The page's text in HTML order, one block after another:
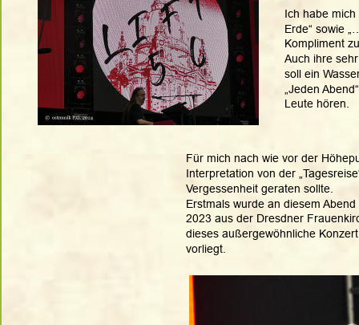
Ich habe
Erde“ sowie
Kompliment
Auch ihre
soll ein
„Jeden
Leute hören.
Für mich nach wie vor der
Interpretation von der
Vergessenheit geraten sollte.
Erstmals wurde an diesem
2023 aus der Dresdner
dieses außergewöhnliche
vorliegt.